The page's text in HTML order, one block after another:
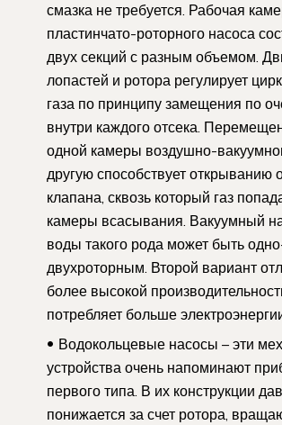
смазка не требуется. Рабочая
пластинчато-роторного насоса
двух секций с разным объемом.
лопастей и ротора регулирует
газа по принципу замещения по
внутри каждого отсека.
одной камеры воздушно-
другую способствует открыванию
клапана, сквозь который газ
камеры всасывания. Вакуумный
воды такого рода может быть
двухроторным. Второй вариант
более высокой
потребляет больше
Водокольцевые насосы – эти
устройства очень напоминают
первого типа. В их конструкции
понижается за счет ротора,